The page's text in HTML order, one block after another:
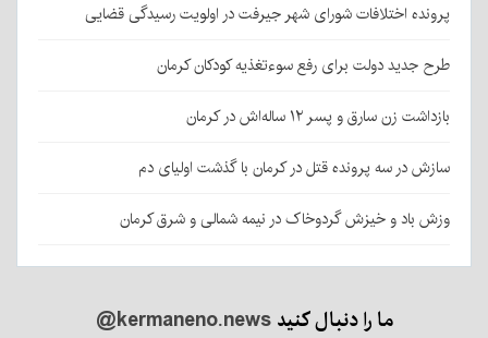
پرونده اختلافات شورای شهر جیرفت در اولویت رسیدگی قضایی
طرح جدید دولت برای رفع سوءتغذیه کودکان کرمان
بازداشت زن سارق و پسر ۱۲ ساله‌اش در کرمان
سازش در سه پرونده قتل در کرمان با گذشت اولیای دم
وزش باد و خیزش گردوخاک در نیمه شمالی و شرق کرمان
ما را دنبال کنید@kermaneno.news